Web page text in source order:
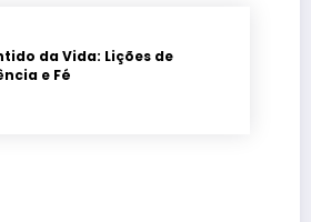
da Vida: Lições de
e Fé